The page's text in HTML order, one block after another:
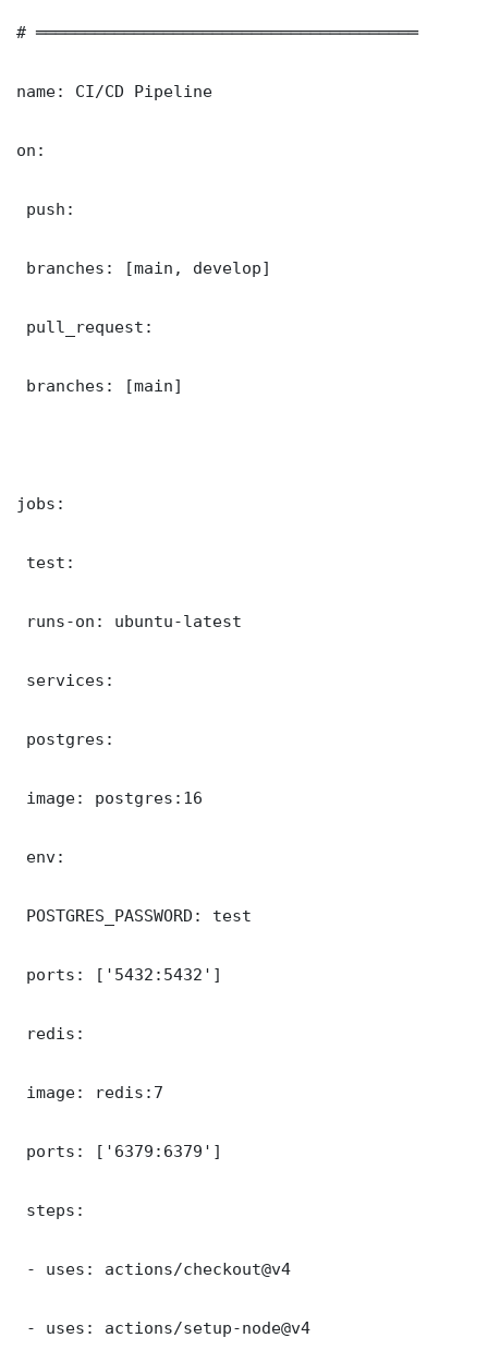
# ═══════════════════════════════════════
name: CI/CD Pipeline
on:
push:
branches: [main, develop]
pull_request:
branches: [main]
jobs:
test:
runs-on: ubuntu-latest
services:
postgres:
image: postgres:16
env:
POSTGRES_PASSWORD: test
ports: ['5432:5432']
redis:
image: redis:7
ports: ['6379:6379']
steps:
- uses: actions/checkout@v4
- uses: actions/setup-node@v4